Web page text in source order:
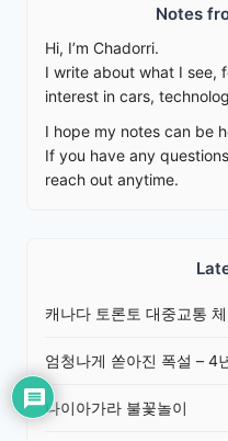
Notes
Hi, I’m Chadorri.
I write about what I see,
interest in cars,
I hope my notes can be
If you have any
reach out anytime.
캐나다 토론토 대중교통
엄청나게 쏟아진 폭설 – 4
나이아가라 불꽃놀이